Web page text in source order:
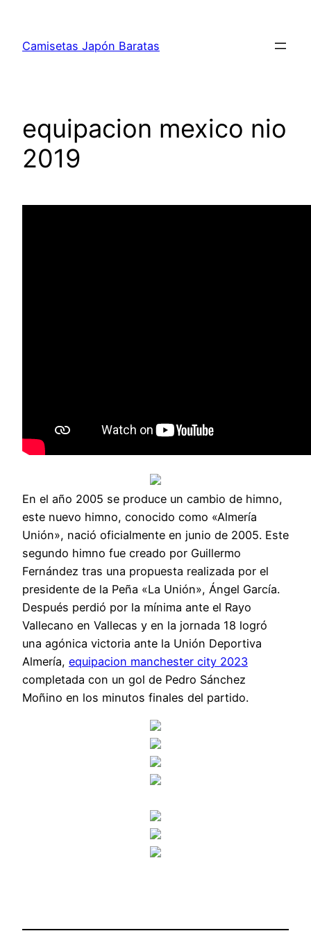
contenido
Camisetas Japón Baratas
equipacion mexico nio
2019
En el año 2005 se produce un cambio de himno,
este nuevo himno, conocido como «Almería
Unión», nació oficialmente en junio de 2005. Este
segundo himno fue creado por Guillermo
Fernández tras una propuesta realizada por el
presidente de la Peña «La Unión», Ángel García.
Después perdió por la mínima ante el Rayo
Vallecano en Vallecas y en la jornada 18 logró
una agónica victoria ante la Unión Deportiva
Almería, equipacion manchester city 2023
completada con un gol de Pedro Sánchez
Moñino en los minutos finales del partido.